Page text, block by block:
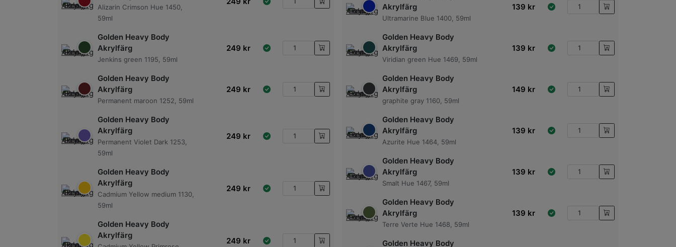
Alizarin Crimson Hue 1450,
59ml
Golden Heavy Body
Akrylfärg
Jenkins green 1195, 59ml
249 kr
Golden Heavy Body
Akrylfärg
Permanent maroon 1252, 59ml
249 kr
Golden Heavy Body
Akrylfärg
Permanent Violet Dark 1253,
59ml
249 kr
Golden Heavy Body
Akrylfärg
Cadmium Yellow medium 1130,
59ml
249 kr
Golden Heavy Body
Akrylfärg
249 kr
Akrylfärg
Ultramarine Blue 1400, 59ml
139 kr
Golden Heavy Body
Akrylfärg
Viridian green Hue 1469, 59ml
139 kr
Golden Heavy Body
Akrylfärg
graphite gray 1160, 59ml
149 kr
Golden Heavy Body
Akrylfärg
Azurite Hue 1464, 59ml
139 kr
Golden Heavy Body
Akrylfärg
Smalt Hue 1467, 59ml
139 kr
Golden Heavy Body
Akrylfärg
Terre Verte Hue 1468, 59ml
139 kr
Golden Heavy Body